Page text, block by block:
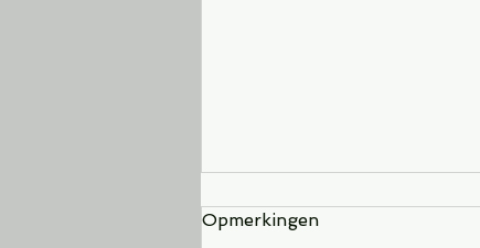
Opmerkingen